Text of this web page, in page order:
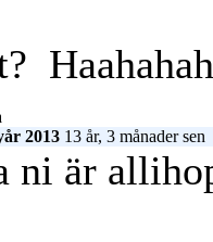
2013 13 år, 3 månader sen
ni är